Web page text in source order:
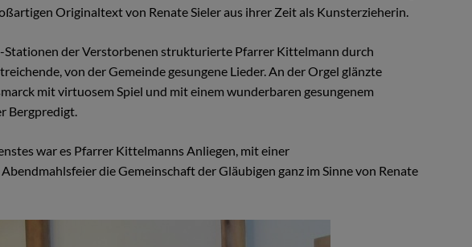
Originaltext von Renate Sieler aus ihrer Zeit als Kunsterzieherin.
Stationen der Verstorbenen strukturierte Pfarrer Kittelmann durch
von der Gemeinde gesungene Lieder. An der Orgel glänzte
mit virtuosem Spiel und mit einem wunderbaren gesungenem
Bergpredigt.
war es Pfarrer Kittelmanns Anliegen, mit einer
die Gemeinschaft der Gläubigen ganz im Sinne von Renate